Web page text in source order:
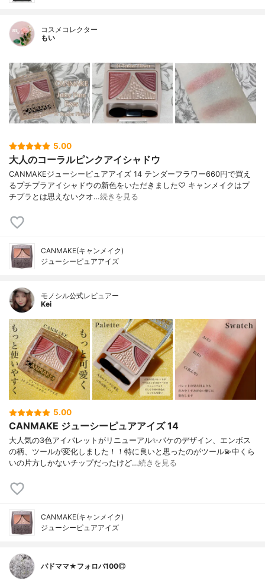
コスメコレクター
もい
5.00
大人のコーラルピンクアイシャドウ
CANMAKEジューシーピュアアイズ 14 テンダーフラワー660円で買え
るプチプラアイシャドウの新色をいただきました♡ キャンメイクはプ
チプラとは思えないクオ…続きを見る
CANMAKE(キャンメイク)
ジューシーピュアアイズ
モノシル公式レビュアー
Kei
5.00
CANMAKE ジューシーピュアアイズ 14
大人気の3色アイパレットがリニューアル✨パケのデザイン、エンボス
の柄、ツールが変化しました！！特に良いと思ったのがツール💫中くら
いの片方しかないチップだったけど…続きを見る
CANMAKE(キャンメイク)
ジューシーピュアアイズ
バドママ★フォロバ100◎